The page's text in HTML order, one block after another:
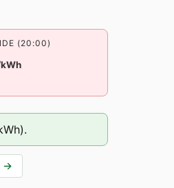
(20:00)
→